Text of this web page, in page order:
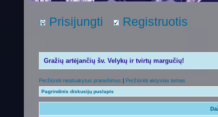
Prisijungti Registruotis
Gražių artėjančių šv. Velykų ir tvirtų margučių!
Peržiūrėti neatsakytus pranešimus | Peržiūrėti aktyvias temas
Pagrindinis diskusijų puslapis